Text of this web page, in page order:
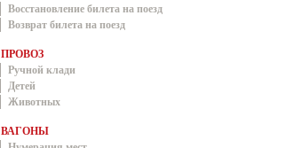
Восстановление билета на поезд
Возврат билета на поезд
ПРОВОЗ
Ручной клади
Детей
Животных
ВАГОНЫ